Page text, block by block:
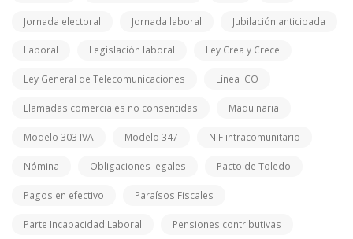
Jornada electoral Jornada laboral Jubilación anticipada
Laboral Legislación laboral Ley Crea y Crece
Ley General de Telecomunicaciones Línea ICO
Llamadas comerciales no consentidas Maquinaria
Modelo 303 IVA Modelo 347 NIF intracomunitario
Nómina Obligaciones legales Pacto de Toledo
Pagos en efectivo Paraísos Fiscales
Parte Incapacidad Laboral Pensiones contributivas